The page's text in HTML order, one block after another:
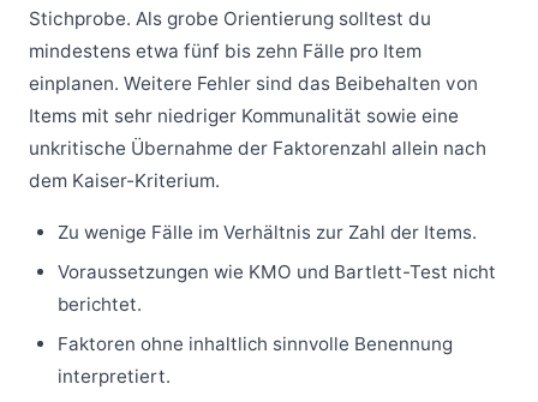
Stichprobe. Als grobe Orientierung solltest du
mindestens etwa fünf bis zehn Fälle pro Item
einplanen. Weitere Fehler sind das Beibehalten von
Items mit sehr niedriger Kommunalität sowie eine
unkritische Übernahme der Faktorenzahl allein nach
dem Kaiser-Kriterium.
Zu wenige Fälle im Verhältnis zur Zahl der Items.
Voraussetzungen wie KMO und Bartlett-Test nicht
berichtet.
Faktoren ohne inhaltlich sinnvolle Benennung
interpretiert.